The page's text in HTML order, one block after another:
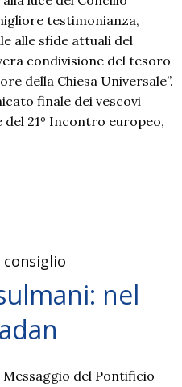
testimonianza,
alle sfide attuali del
condivisione del tesoro
della Chiesa Universale”.
finale dei vescovi
21º Incontro europeo,
nel
Messaggio del Pontificio